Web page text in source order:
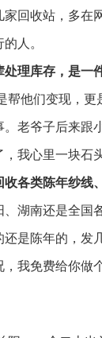
家回收站，多在
人。
处理库存，是一
帮他们变现，更
。老爷子后来跟
，我心里一块石
各类陈年纱线
、湖南还是全国
还是陈年的，发
我免费给你做